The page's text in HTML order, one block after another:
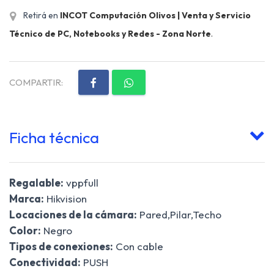
Retirá en INCOT Computación Olivos | Venta y Servicio
Técnico de PC, Notebooks y Redes - Zona Norte.
COMPARTIR:
Ficha técnica
Regalable: vppfull
Marca: Hikvision
Locaciones de la cámara: Pared,Pilar,Techo
Color: Negro
Tipos de conexiones: Con cable
Conectividad: PUSH